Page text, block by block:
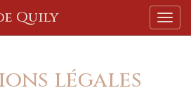
Quily
légales